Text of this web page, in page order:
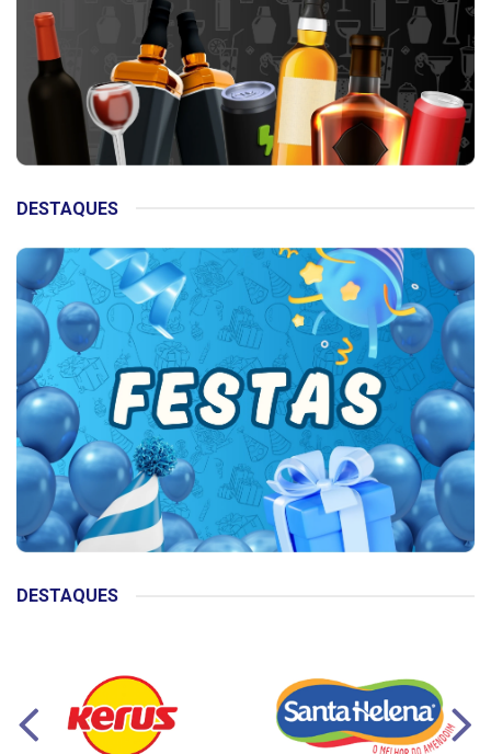
DESTAQUES
DESTAQUES